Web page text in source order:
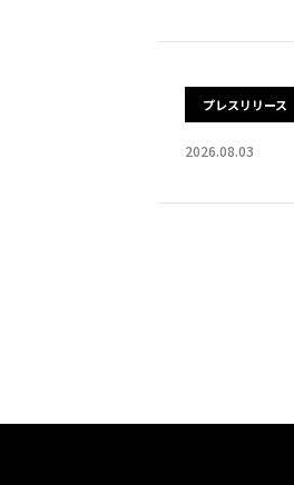
プレスリリース
2026.08.03